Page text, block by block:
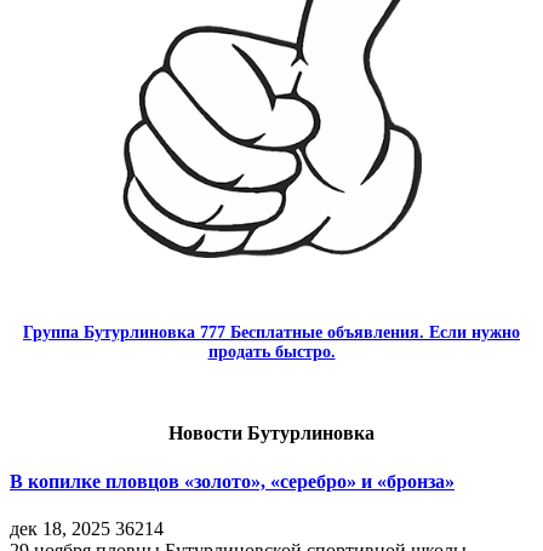
Группа Бутурлиновка 777 Бесплатные объявления. Если нужно
продать быстро.
Новости Бутурлиновка
В копилке пловцов «золото», «серебро» и «бронза»
дек 18, 2025 36214